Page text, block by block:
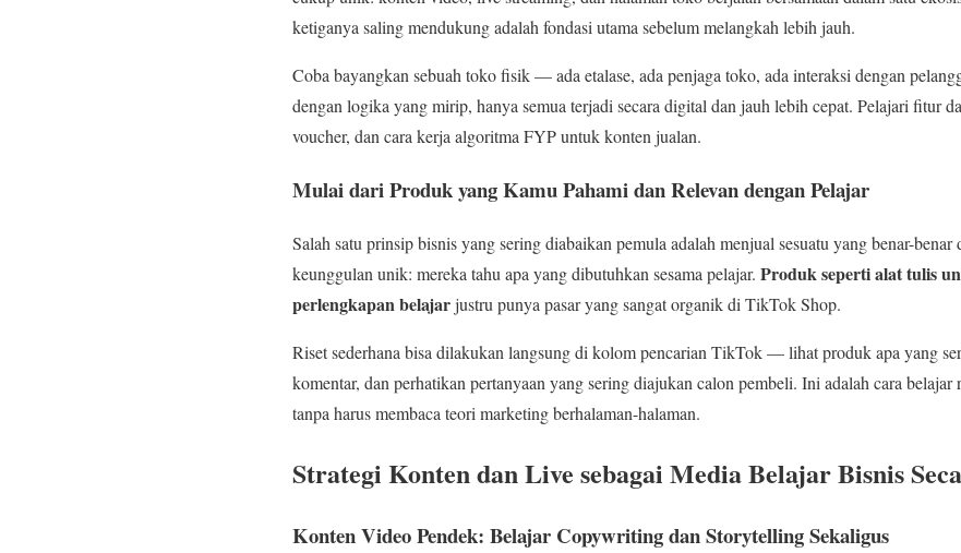
ketiganya saling mendukung adalah fondasi utama sebelum melangkah lebih jauh.
Coba bayangkan sebuah toko fisik — ada etalase, ada penjaga toko, ada interaksi dengan
dengan logika yang mirip, hanya semua terjadi secara digital dan jauh lebih cepat. Pelajari fitur
voucher, dan cara kerja algoritma FYP untuk konten jualan.
Mulai dari Produk yang Kamu Pahami dan Relevan dengan Pelajar
Salah satu prinsip bisnis yang sering diabaikan pemula adalah menjual sesuatu yang benar-
keunggulan unik: mereka tahu apa yang dibutuhkan sesama pelajar. Produk seperti alat tulis
perlengkapan belajarjustru punya pasar yang sangat organik di TikTok Shop.
Riset sederhana bisa dilakukan langsung di kolom pencarian TikTok — lihat produk apa yang
komentar, dan perhatikan pertanyaan yang sering diajukan calon pembeli. Ini adalah cara belajar
tanpa harus membaca teori marketing berhalaman-halaman.
Strategi Konten dan Live sebagai Media Belajar Bisnis
Konten Video Pendek: Belajar Copywriting dan Storytelling Sekaligus